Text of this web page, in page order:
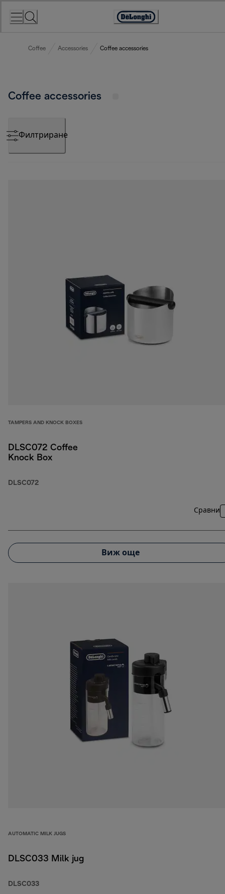
Accessibility
Coffee Accessories Coffee accessories
Coffee accessories
Филтриране
TAMPERS AND KNOCK BOXES
DLSC072 Coffee
Knock Box
DLSC072
Сравни
Виж още
AUTOMATIC MILK JUGS
DLSC033 Milk jug
DLSC033